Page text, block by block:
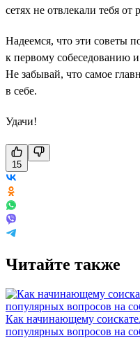
сетях не отвлекали тебя от
Надеемся, что эти советы
к первому собеседованию
Не забывай, что самое
в себе.
Удачи!
15
Читайте также
Как начинающему
популярных вопросов на